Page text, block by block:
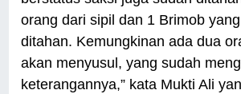
orang dari sipil dan 1 Brimob
ditahan. Kemungkinan ada dua
akan menyusul, yang sudah
keterangannya,” kata Mukti Ali